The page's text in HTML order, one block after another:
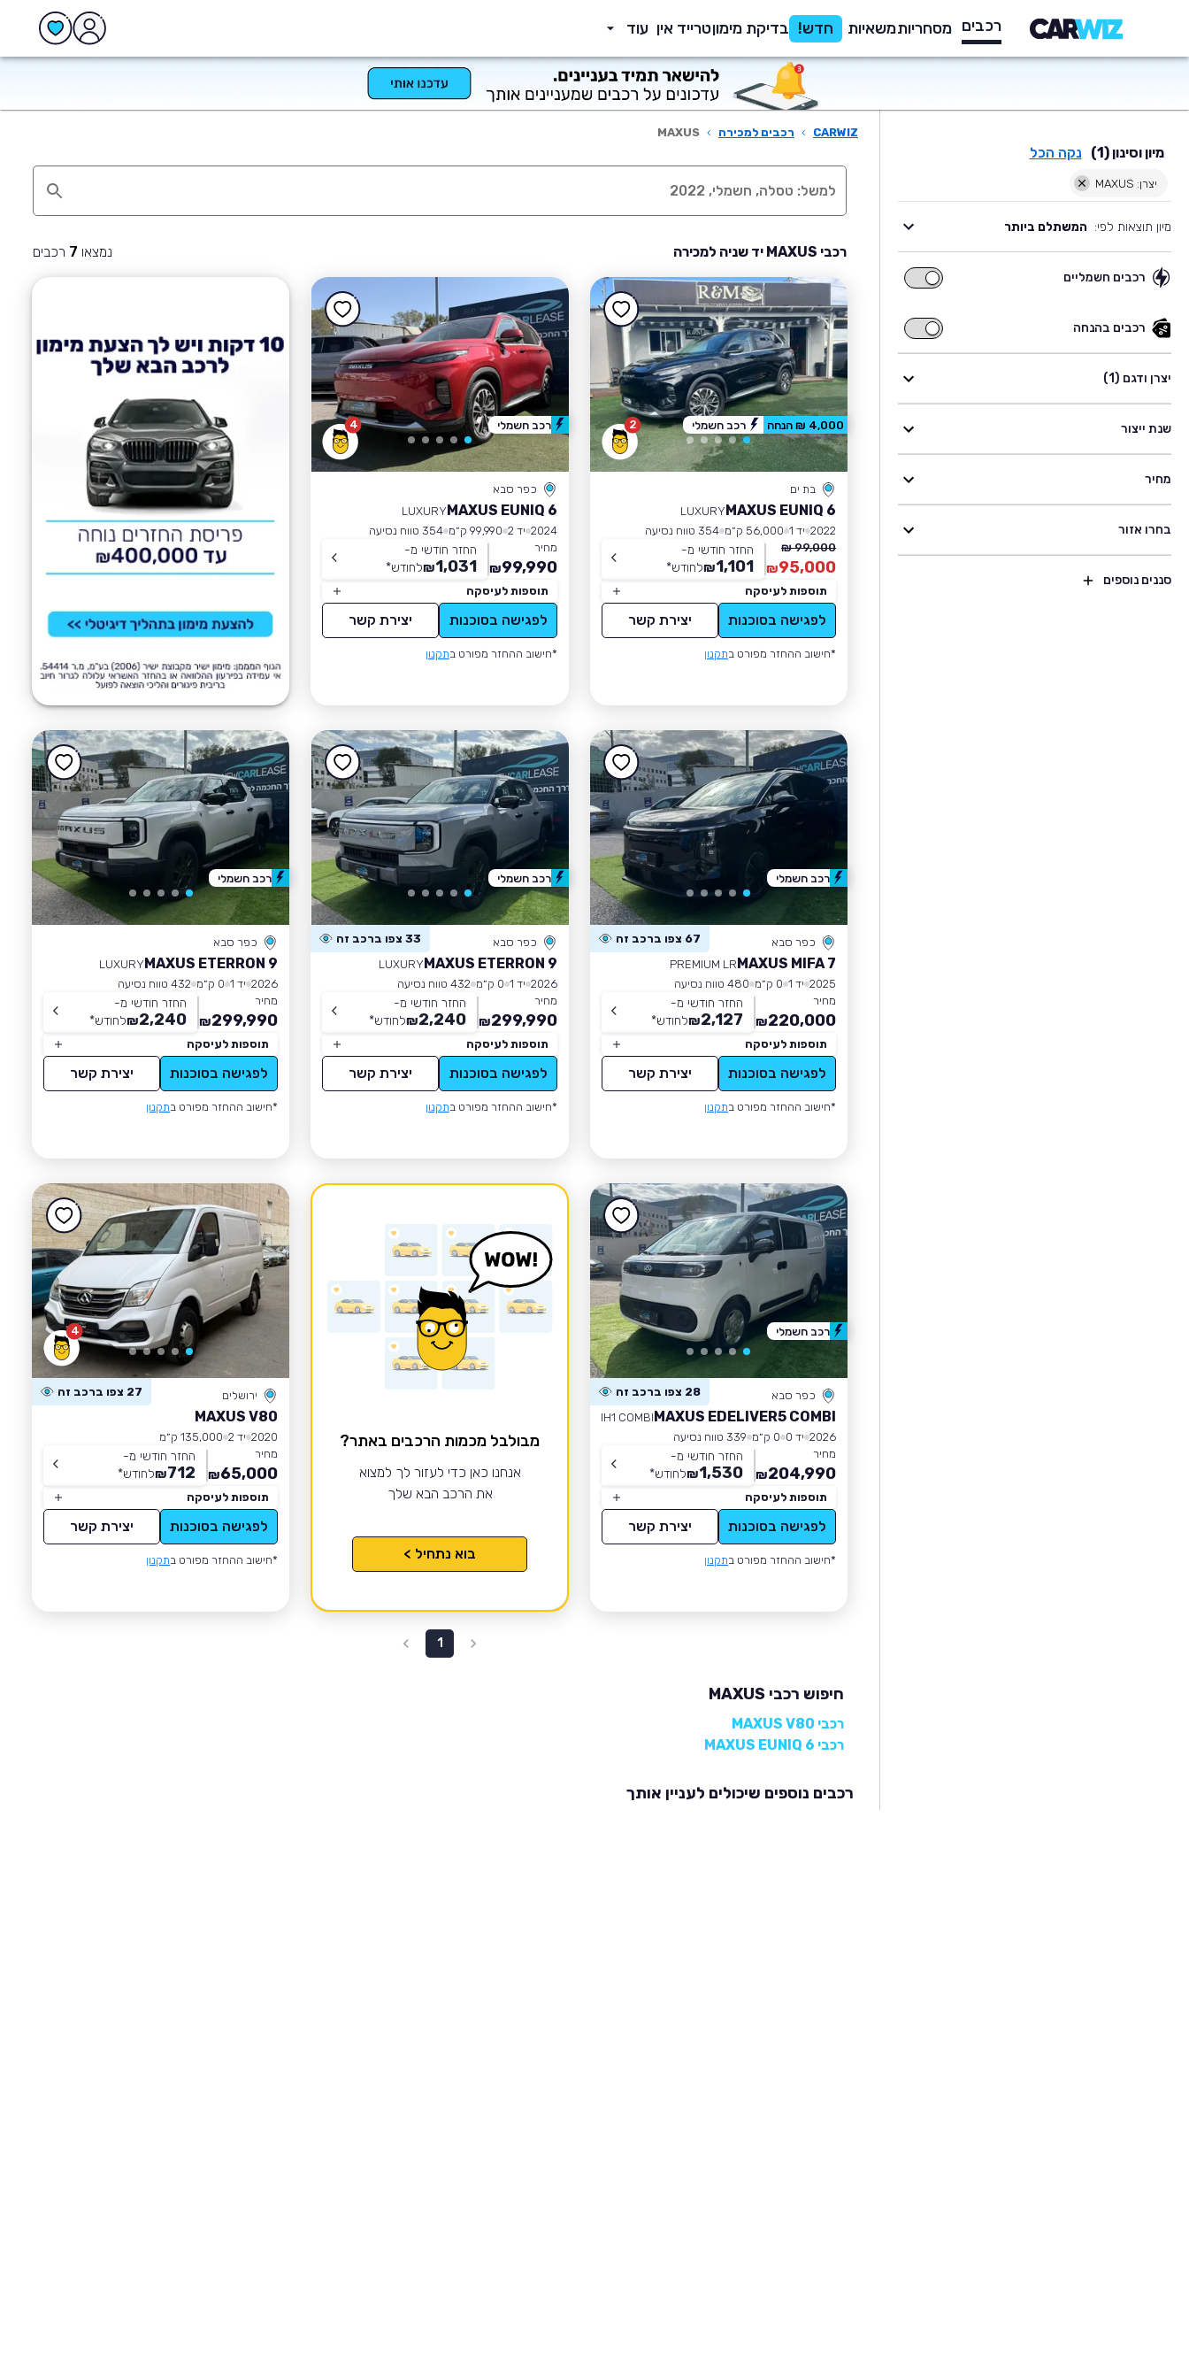
רכבים מסחריותמשאיות חדש! בדיקת מימוןטרייד אין עוד
מיון וסינון (1) נקה הכל
יצרן: MAXUS
מיון תוצאות לפי: המשתלם ביותר
רכבים חשמליים
רכבים
רכבים בהנחה
רכבים
בהנחה
יצרן ודגם (1)
שנת ייצור
מחיר
בחרו אזור
סננים נוספים
CARWIZ
› רכבים למכירה ›
MAXUS
רכבי MAXUS יד שניה למכירה נמצאו 7 רכבים
2
בת ים
MAXUS EUNIQ 6
LUXURY
2022 יד 1 56,000 ק״מ
354 טווח נסיעה
99,000 ₪
95,000
₪
החזר חודשי מ-
1,101
₪לחודש*
תוספות לעיסקה
לפגישה בסוכנות יצירת קשר
*חישוב ההחזר מפורט בתקנון
4,000 ₪ הנחה רכב חשמלי 4
כפר סבא
MAXUS EUNIQ 6
LUXURY
2024 יד 2 99,990 ק״מ
354 טווח נסיעה
מחיר
99,990
₪
החזר חודשי מ-
1,031
₪לחודש*
תוספות לעיסקה
לפגישה בסוכנות יצירת קשר
*חישוב ההחזר מפורט בתקנון
רכב חשמלי
כפר סבא 67 צפו ברכב זה
MAXUS MIFA 7
PREMIUM LR
2025 יד 1 0 ק״מ
480 טווח נסיעה
מחיר
220,000
₪
החזר חודשי מ-
2,127
₪לחודש*
תוספות לעיסקה
לפגישה בסוכנות יצירת קשר
*חישוב ההחזר מפורט בתקנון
רכב חשמלי
כפר סבא 33 צפו ברכב זה
MAXUS ETERRON 9
LUXURY
2026 יד 1 0 ק״מ
432 טווח נסיעה
מחיר
299,990
₪
החזר חודשי מ-
2,240
₪לחודש*
תוספות לעיסקה
לפגישה בסוכנות יצירת קשר
*חישוב ההחזר מפורט בתקנון
רכב חשמלי
כפר סבא
MAXUS ETERRON 9
LUXURY
2026 יד 1 0 ק״מ
432 טווח נסיעה
מחיר
299,990
₪
החזר חודשי מ-
2,240
₪לחודש*
תוספות לעיסקה
לפגישה בסוכנות יצירת קשר
*חישוב ההחזר מפורט בתקנון
רכב חשמלי
כפר סבא 28 צפו ברכב זה
MAXUS EDELIVER5 COMBI
L1H1 COMBI
2026 יד 0 0 ק״מ
339 טווח נסיעה
מחיר
204,990
₪
החזר חודשי מ-
1,530
₪לחודש*
תוספות לעיסקה
לפגישה בסוכנות יצירת קשר
*חישוב ההחזר מפורט בתקנון
רכב חשמלי
מבולבל מכמות הרכבים באתר?
אנחנו כאן כדי לעזור לך למצוא
את הרכב הבא שלך
בוא נתחיל >
4
ירושלים 27 צפו ברכב זה
MAXUS V80
2020 יד 2
135,000 ק״מ
מחיר
65,000
₪
החזר חודשי מ-
712
₪לחודש*
תוספות לעיסקה
לפגישה בסוכנות יצירת קשר
*חישוב ההחזר מפורט בתקנון
1
חיפוש רכבי MAXUS
רכבי MAXUS V80
רכבי MAXUS EUNIQ 6
רכבים נוספים שיכולים לעניין אותך